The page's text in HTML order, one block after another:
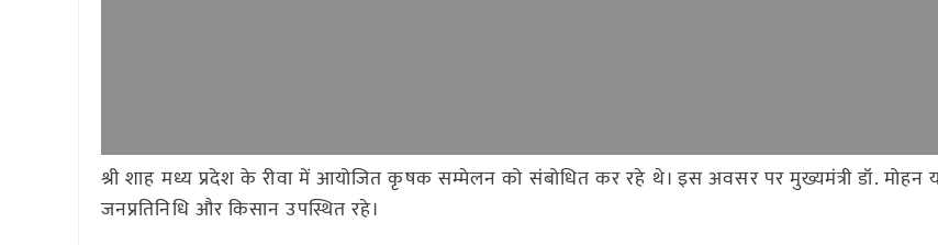
श्री शाह मध्य प्रदेश के रीवा में आयोजित कृषक सम्मेलन को संबोधित कर रहे थे। इस अवसर पर मुख्यमंत्री डॉ. मोहन
जनप्रतिनिधि और किसान उपस्थित रहे।